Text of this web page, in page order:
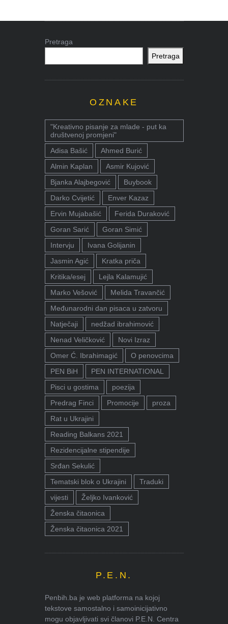
Pretraga
Pretraga
OZNAKE
"Kreativno pisanje za mlade - put ka
društvenoj promjeni"
Adisa Bašić
Ahmed Burić
Almin Kaplan
Asmir Kujović
Bjanka Alajbegović
Buybook
Darko Cvijetić
Enver Kazaz
Ervin Mujabašić
Ferida Duraković
Goran Sarić
Goran Simić
Intervju
Ivana Golijanin
Jasmin Agić
Kratka priča
Kritika/esej
Lejla Kalamujić
Marko Vešović
Melida Travančić
Međunarodni dan pisaca u zatvoru
Natječaji
nedžad ibrahimović
Nenad Veličković
Novi Izraz
Omer Ć. Ibrahimagić
O penovcima
PEN BiH
PEN INTERNATIONAL
Pisci u gostima
poezija
Predrag Finci
Promocije
proza
Rat u Ukrajini
Reading Balkans 2021
Rezidencijalne stipendije
Srđan Sekulić
Tematski blok o Ukrajini
Traduki
vijesti
Željko Ivanković
Ženska čitaonica
Ženska čitaonica 2021
P.E.N.
Penbih.ba je web platforma na kojoj
tekstove samostalno i samoinicijativno
mogu objavljivati svi članovi P.E.N. Centra